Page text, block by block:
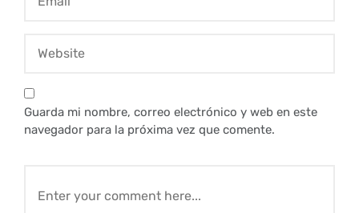
Guarda mi nombre, correo electrónico y web en este
navegador para la próxima vez que comente.